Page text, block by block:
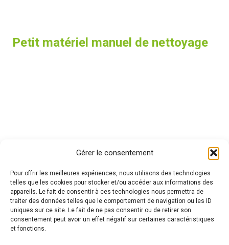
Gérer le consentement
Pour offrir les meilleures expériences, nous utilisons des technologies
telles que les cookies pour stocker et/ou accéder aux informations des
appareils. Le fait de consentir à ces technologies nous permettra de
traiter des données telles que le comportement de navigation ou les ID
uniques sur ce site. Le fait de ne pas consentir ou de retirer son
consentement peut avoir un effet négatif sur certaines caractéristiques
et fonctions.
Petit matériel manuel de nettoyage